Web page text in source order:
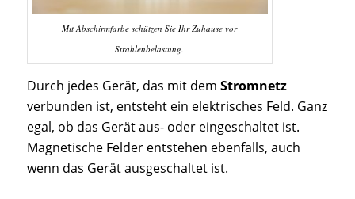
Mit Abschirmfarbe schützen Sie Ihr Zuhause vor
Strahlenbelastung.
Durch jedes Gerät, das mit dem Stromnetz
verbunden ist, entsteht ein elektrisches Feld. Ganz
egal, ob das Gerät aus- oder eingeschaltet ist.
Magnetische Felder entstehen ebenfalls, auch
wenn das Gerät ausgeschaltet ist.